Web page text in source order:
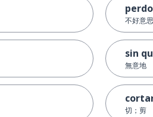
不好意
sin
無意地
切；剪